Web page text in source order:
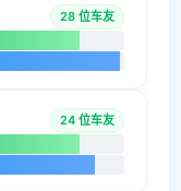
28 位车友
24 位车友